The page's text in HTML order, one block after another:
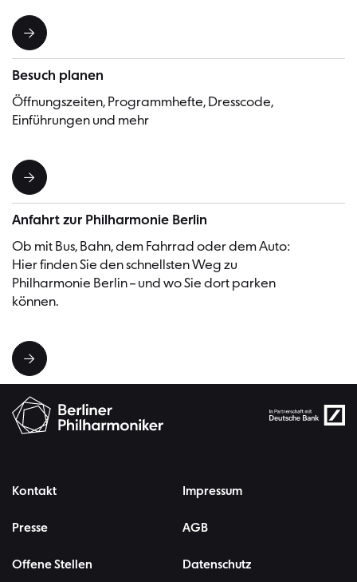
Besuch planen
Öffnungszeiten, Programmhefte, Dresscode,
Einführungen und mehr
Anfahrt zur Philharmonie Berlin
Ob mit Bus, Bahn, dem Fahrrad oder dem Auto:
Hier finden Sie den schnellsten Weg zu
Philharmonie Berlin – und wo Sie dort parken
können.
Kontakt
Presse
Offene Stellen
Impressum
AGB
Datenschutz